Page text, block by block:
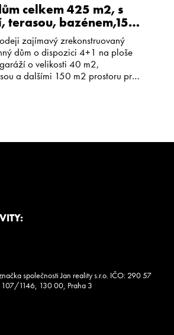
celkem 425 m2, s
terasou, bazénem,150
k rekonstrukci,
zajímavý zrekonstruovaný
dům o dispozici 4+1 na ploše
o velikosti 40 m2,
a dalšími 150 m2 prostoru pro
společnosti Jan reality s.r.o. IČO: 290 57
107/1146, 130 00, Praha 3